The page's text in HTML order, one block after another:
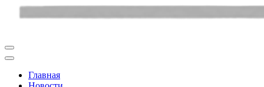
Главная